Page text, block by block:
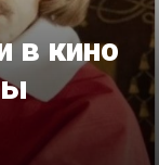
в кино